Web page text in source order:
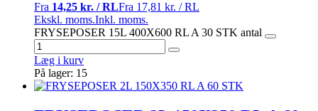
Fra 14,25 kr. / RLFra 17,81 kr. / RL
Ekskl. moms.Inkl. moms.
FRYSEPOSER 15L 400X600 RL A 30 STK antal
Læg i kurv
På lager: 15